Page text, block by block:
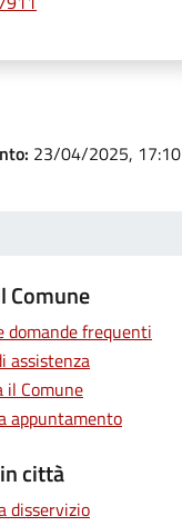
23/04/2025, 17:10
Comune
domande frequenti
assistenza
il Comune
appuntamento
città
disservizio